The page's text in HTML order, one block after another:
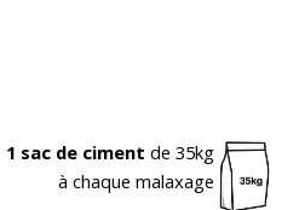
1 sac de ciment de 35kg
à chaque malaxage